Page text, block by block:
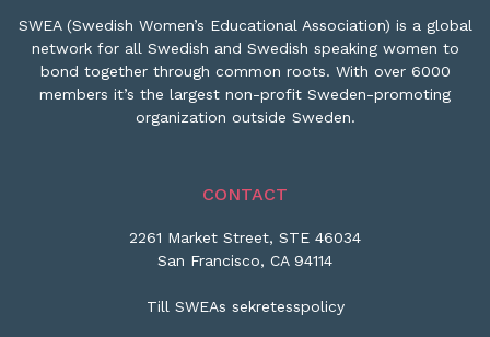
SWEA (Swedish Women’s Educational Association) is a global
network for all Swedish and Swedish speaking women to
bond together through common roots. With over 6000
members it’s the largest non-profit Sweden-promoting
organization outside Sweden.
CONTACT
2261 Market Street, STE 46034
San Francisco, CA 94114
Till SWEAs sekretesspolicy